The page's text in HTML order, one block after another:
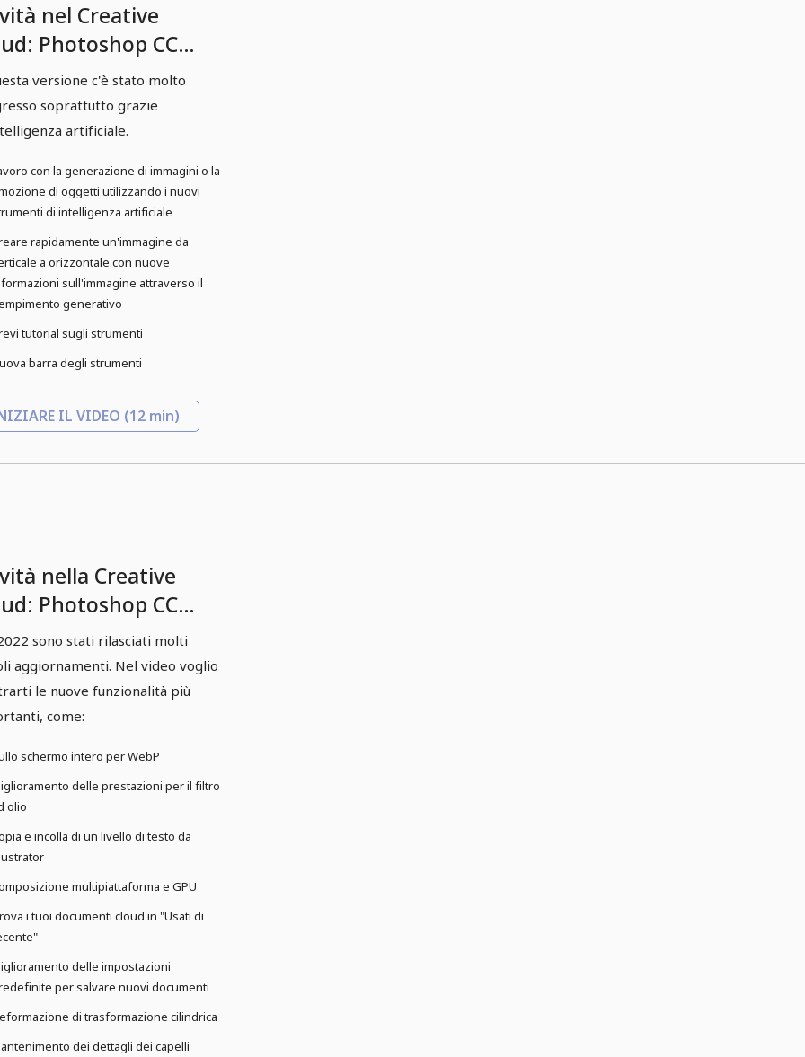
nel Creative
Photoshop CC
versione c'è stato molto
soprattutto grazie
artificiale.
con la generazione di immagini o la
di oggetti utilizzando i nuovi
di intelligenza artificiale
rapidamente un'immagine da
a orizzontale con nuove
sull'immagine attraverso il
generativo
tutorial sugli strumenti
barra degli strumenti
IL VIDEO (12 min)
nella Creative
Photoshop CC
sono stati rilasciati molti
aggiornamenti. Nel video voglio
le nuove funzionalità più
come:
schermo intero per WebP
delle prestazioni per il filtro
olio
e incolla di un livello di testo da
multipiattaforma e GPU
i tuoi documenti cloud in "Usati di
delle impostazioni
per salvare nuovi documenti
di trasformazione cilindrica
dei dettagli dei capelli